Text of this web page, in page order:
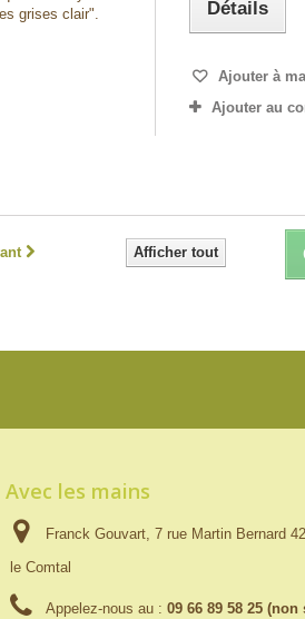
grises clair".
Détails
Ajouter à
Ajouter au
Afficher tout
Avec les mains
Franck Gouvart, 7 rue Martin Bernard
le Comtal
Appelez-nous au : 09 66 89 58 25 (non